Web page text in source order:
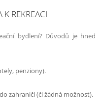
K REKREACI
bydlení? Důvodů je hned
penziony).
zahraničí (či žádná možnost).